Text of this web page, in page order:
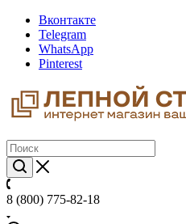
Вконтакте
Telegram
WhatsApp
Pinterest
8 (800) 775-82-18